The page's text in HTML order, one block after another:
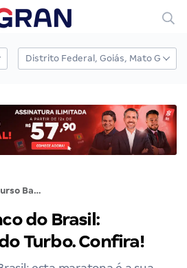
Concurso Banco do Brasil: Maratona Modo Turbo. Confira!
do Brasil:
Turbo. Confira!